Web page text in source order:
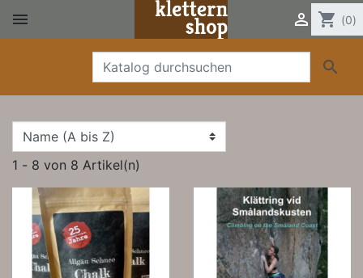
  shopping_cart (0)

1 - 8 von 8 Artikel(n)